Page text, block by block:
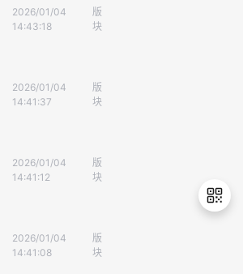
小强鼓掌
2026/01/04
14:43:18
版
块
小强鼓掌
2026/01/04
14:41:37
版
块
小强鼓掌
2026/01/04
14:41:12
版
块
小强鼓掌
2026/01/04
14:41:08
版
块